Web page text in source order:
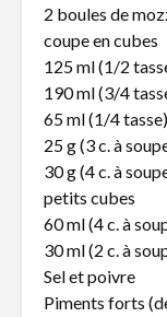
2 boules de
coupe en cubes
125 ml (1/2
190 ml (3/4
65 ml (1/4
25 g (3 c. à
30 g (4 c. à
petits cubes
60 ml (4 c. à
30 ml (2 c. à
Sel et poivre
Piments forts